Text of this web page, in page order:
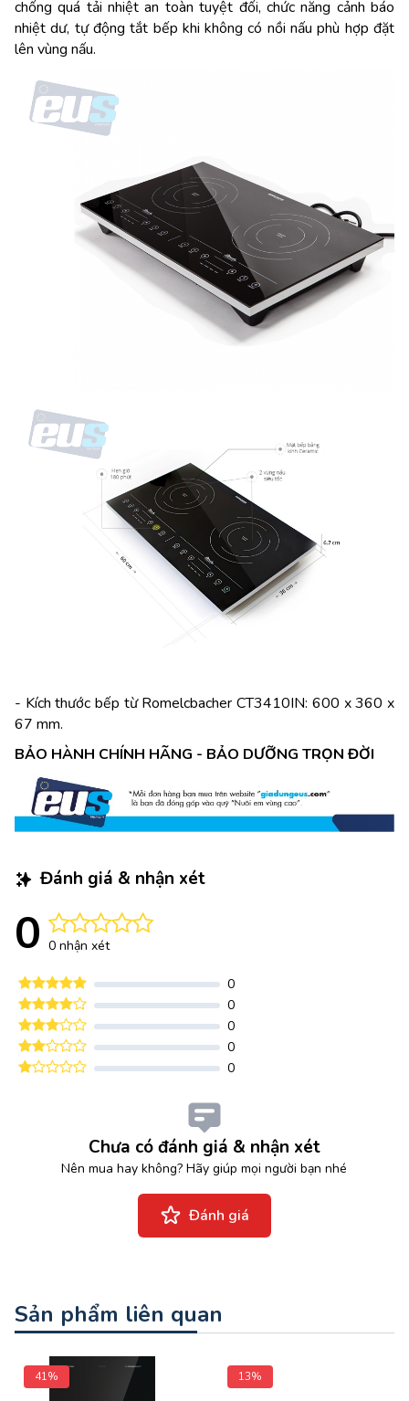
chống quá tải nhiệt an toàn tuyệt đối, chức năng cảnh báo
nhiệt dư, tự động tắt bếp khi không có nồi nấu phù hợp đặt
lên vùng nấu.
- Kích thước bếp từ Romelcbacher CT3410IN: 600 x 360 x
67 mm.
BẢO HÀNH CHÍNH HÃNG - BẢO DƯỠNG TRỌN ĐỜI
Đánh giá & nhận xét
0 0 nhận xét
0
0
0
0
0
Chưa có đánh giá & nhận xét
Nên mua hay không? Hãy giúp mọi người bạn nhé
Đánh giá
Sản phẩm liên quan
41% 13%